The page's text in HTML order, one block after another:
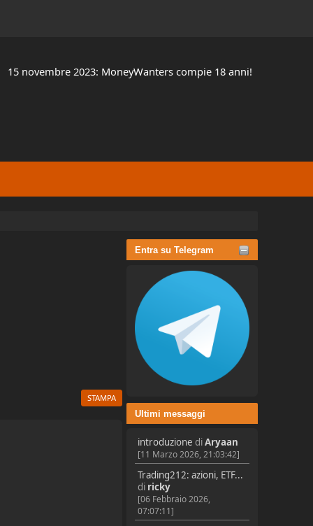
15 novembre 2023: MoneyWanters compie 18 anni!
Entra su Telegram
Ultimi messaggi
introduzione diAryaan
[11 Marzo 2026, 21:03:42]
Trading212: azioni, ETF...
di ricky
[06 Febbraio 2026,
07:07:11]
STAMPA